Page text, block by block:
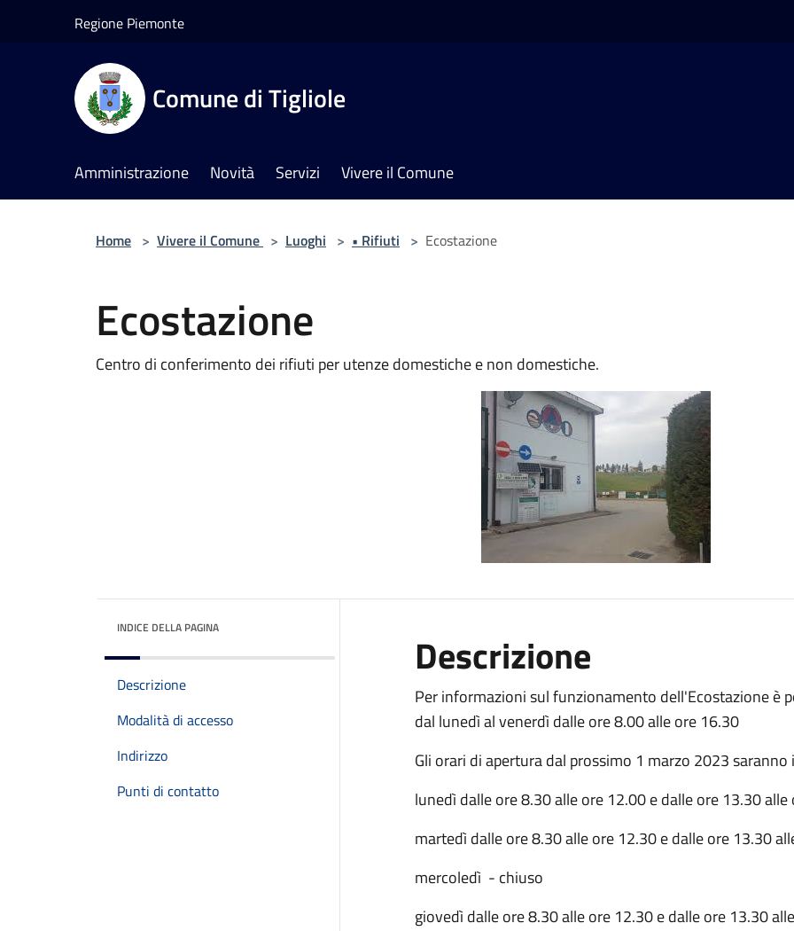
Regione Piemonte
Comune di Tigliole
Amministrazione Novità Servizi Vivere il Comune
Home > Vivere il Comune > Luoghi > • Rifiuti > Ecostazione
Ecostazione
Centro di conferimento dei rifiuti per utenze domestiche e non domestiche.
INDICE DELLA PAGINA
Descrizione
Modalità di accesso
Indirizzo
Punti di contatto
Descrizione
Per informazioni sul funzionamento dell'Ecostazione è
dal lunedì al venerdì dalle ore 8.00 alle ore 16.30
Gli orari di apertura dal prossimo 1 marzo 2023
lunedì dalle ore 8.30 alle ore 12.00 e dalle ore 13.30
martedì dalle ore 8.30 alle ore 12.30 e dalle ore 13.30
mercoledì - chiuso
giovedì dalle ore 8.30 alle ore 12.30 e dalle ore 13.30